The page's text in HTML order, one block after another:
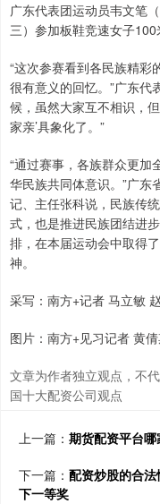
广东代表团运动员韦文笔
三）参加板鞋竞速女子100
“这次参赛看到各民族精彩
很有意义的回忆。”广东代
候，虽然大家互不相识，
家亲’具象化了。”
“通过赛事，各族群众更加
华民族共同体意识。”广东
记、主任张科说，民族传
式，也是推进民族团结进
排，在本届运动会中取得
神。
采写：南方+记者 马立敏
图片：南方+见习记者 黄
文章为作者独立观点，不
国十大配资公司观点
上一篇： 期货配资平台
下一篇： 配资炒股的合
下一等奖